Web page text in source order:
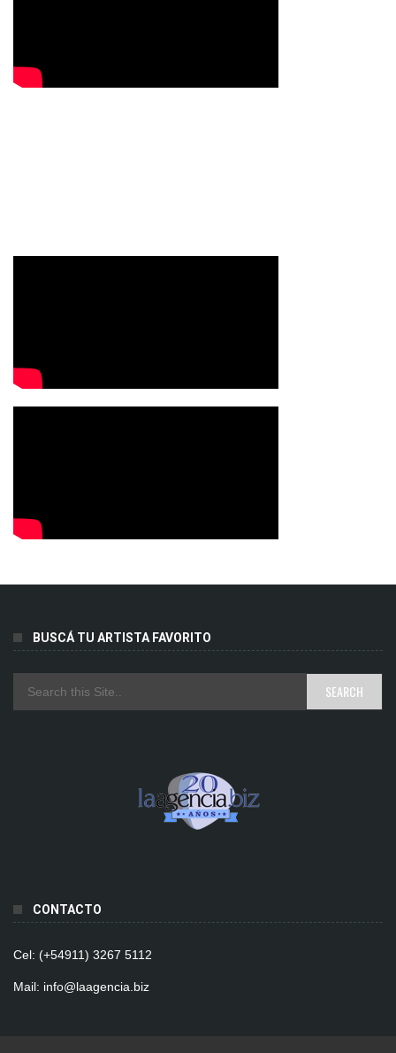
BUSCÁ TU ARTISTA FAVORITO
CONTACTO
Cel: (+54911) 3267 5112
Mail: info@laagencia.biz